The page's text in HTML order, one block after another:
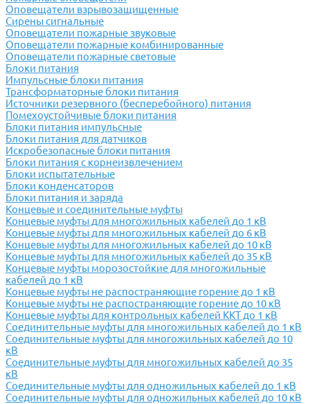
Оповещатели взрывозащищенные
Сирены сигнальные
Оповещатели пожарные звуковые
Оповещатели пожарные комбинированные
Оповещатели пожарные световые
Блоки питания
Импульсные блоки питания
Трансформаторные блоки питания
Источники резервного (бесперебойного) питания
Помехоустойчивые блоки питания
Блоки питания импульсные
Блоки питания для датчиков
Искробезопасные блоки питания
Блоки питания с корнеизвлечением
Блоки испытательные
Блоки конденсаторов
Блоки питания и заряда
Концевые и соединительные муфты
Концевые муфты для многожильных кабелей до 1 кВ
Концевые муфты для многожильных кабелей до 6 кВ
Концевые муфты для многожильных кабелей до 10 кВ
Концевые муфты для многожильных кабелей до 35 кВ
Концевые муфты морозостойкие для многожильные
кабелей до 1 кВ
Концевые муфты не распостраняющие горение до 1 кВ
Концевые муфты не распостраняющие горение до 10 кВ
Концевые муфты для контрольных кабелей ККТ до 1 кВ
Соединительные муфты для многожильных кабелей до 1 кВ
Соединительные муфты для многожильных кабелей до 10
кВ
Соединительные муфты для многожильных кабелей до 35
кВ
Соединительные муфты для одножильных кабелей до 1 кВ
Соединительные муфты для одножильных кабелей до 10 кВ